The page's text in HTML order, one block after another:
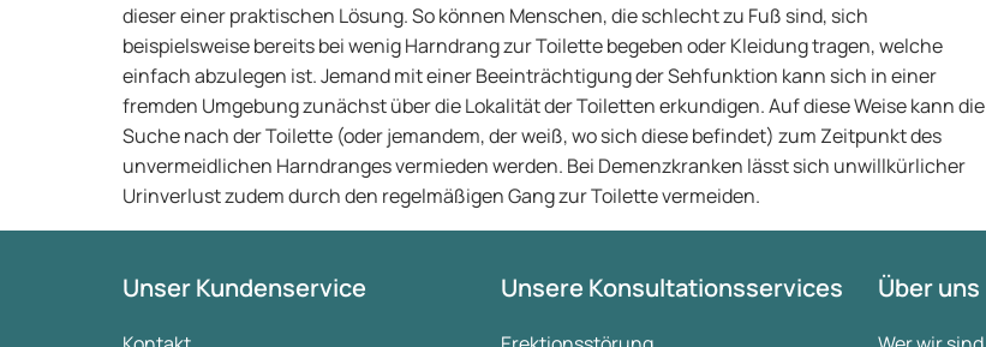
dieser einer praktischen Lösung. So können Menschen, die schlecht zu Fuß sind, sich
beispielsweise bereits bei wenig Harndrang zur Toilette begeben oder Kleidung tragen, welche
einfach abzulegen ist. Jemand mit einer Beeinträchtigung der Sehfunktion kann sich in einer
fremden Umgebung zunächst über die Lokalität der Toiletten erkundigen. Auf diese Weise kann die
Suche nach der Toilette (oder jemandem, der weiß, wo sich diese befindet) zum Zeitpunkt des
unvermeidlichen Harndranges vermieden werden. Bei Demenzkranken lässt sich unwillkürlicher
Urinverlust zudem durch den regelmäßigen Gang zur Toilette vermeiden.
Unser Kundenservice Unsere Konsultationsservices Über uns